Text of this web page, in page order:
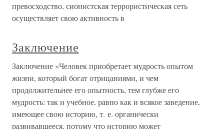
превосходство, сионистская террористическая сеть
осуществляет свою активность в
Заключение
Заключение «Человек приобретает мудрость опытом
жизни, который богат отрицаниями, и чем
продолжительнее его опытность, тем глубже его
мудрость: так и учебное, равно как и всякое заведение,
имеющее свою историю, т. е. органически
развивавшееся, потому что историю может